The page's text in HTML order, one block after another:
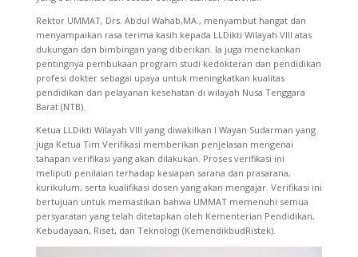
Rektor UMMAT, Drs. Abdul Wahab,MA., menyambut hangat dan
menyampaikan rasa terima kasih kepada LLDikti Wilayah VIII atas
dukungan dan bimbingan yang diberikan. Ia juga menekankan
pentingnya pembukaan program studi kedokteran dan pendidikan
profesi dokter sebagai upaya untuk meningkatkan kualitas
pendidikan dan pelayanan kesehatan di wilayah Nusa Tenggara
Barat (NTB).
Ketua LLDikti Wilayah VIII yang diwakilkan I Wayan Sudarman yang
juga Ketua Tim Verifikasi memberikan penjelasan mengenai
tahapan verifikasi yang akan dilakukan. Proses verifikasi ini
meliputi penilaian terhadap kesiapan sarana dan prasarana,
kurikulum, serta kualifikasi dosen yang akan mengajar. Verifikasi ini
bertujuan untuk memastikan bahwa UMMAT memenuhi semua
persyaratan yang telah ditetapkan oleh Kementerian Pendidikan,
Kebudayaan, Riset, dan Teknologi (KemendikbudRistek).